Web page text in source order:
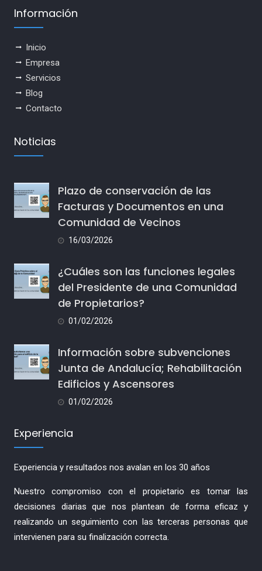
Información
Inicio
Empresa
Servicios
Blog
Contacto
Noticias
Plazo de conservación de las
Facturas y Documentos en una
Comunidad de Vecinos
16/03/2026
¿Cuáles son las funciones legales
del Presidente de una Comunidad
de Propietarios?
01/02/2026
Información sobre subvenciones
Junta de Andalucía; Rehabilitación
Edificios y Ascensores
01/02/2026
Experiencia
Experiencia y resultados nos avalan en los 30 años
Nuestro compromiso con el propietario es tomar las
decisiones diarias que nos plantean de forma eficaz y
realizando un seguimiento con las terceras personas que
intervienen para su finalización correcta.